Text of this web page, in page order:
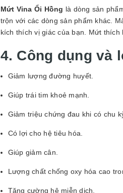
Mứt Vina Ổi Hồng là dòng sản
trộn với các dòng sản phẩm khác.
kích thích vị giác của bạn. Mứt thích
4. Công dụng và
Giảm lượng đường huyết.
Giúp trái tim khoẻ mạnh.
Giảm triệu chứng đau khi có chu
Có lợi cho hệ tiêu hóa.
Giúp giảm cân.
Lượng chất chống oxy hóa cao
Tăng cường hệ miễn dịch.